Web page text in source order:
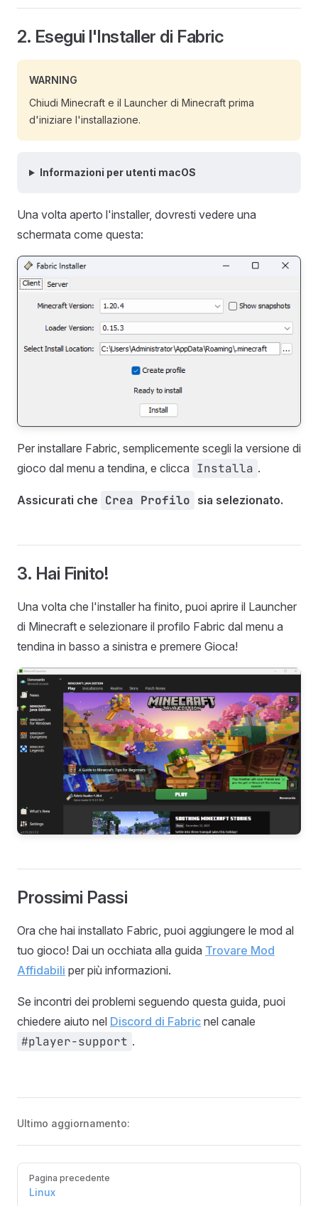
2. Esegui l'Installer di Fabric
WARNING
Chiudi Minecraft e il Launcher di Minecraft prima
d'iniziare l'installazione.
Informazioni per utenti macOS
Una volta aperto l'installer, dovresti vedere una
schermata come questa:
Per installare Fabric, semplicemente scegli la versione di
gioco dal menu a tendina, e clicca Installa .
Assicurati che Crea Profilo sia selezionato.
3. Hai Finito!
Una volta che l'installer ha finito, puoi aprire il Launcher
di Minecraft e selezionare il profilo Fabric dal menu a
tendina in basso a sinistra e premere Gioca!
Prossimi Passi
Ora che hai installato Fabric, puoi aggiungere le mod al
tuo gioco! Dai un occhiata alla guida Trovare Mod
Affidabili per più informazioni.
Se incontri dei problemi seguendo questa guida, puoi
chiedere aiuto nel Discord di Fabric nel canale
#player-support .
Ultimo aggiornamento:
PagerPagina precedente
Linux